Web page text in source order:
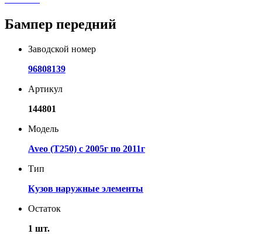
Бампер передний
Заводской номер
96808139
Артикул
144801
Модель
Aveo (T250) с 2005г по 2011г
Тип
Кузов наружные элементы
Остаток
1 шт.